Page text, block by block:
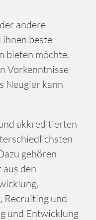
andere
beste
bieten möchte.
Vorkenntnisse
Neugier kann
akkreditierten
gehören
den
Recruiting und
und Entwicklung